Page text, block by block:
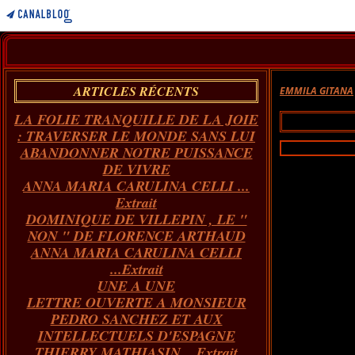
ARTICLES RÉCENTS
LA FOLIE TRANQUILLE DE LA JOIE
: TRAVERSER LE MONDE SANS LUI
ABANDONNER NOTRE PUISSANCE
DE VIVRE
ANNA MARIA CARULINA CELLI ...
Extrait
DOMINIQUE DE VILLEPIN , LE "
NON " DE FLORENCE ARTHAUD
ANNA MARIA CARULINA CELLI
...Extrait
UNE A UNE
LETTRE OUVERTE A MONSIEUR
PEDRO SANCHEZ ET AUX
INTELLECTUELS D'ESPAGNE
EMMILA GITANA